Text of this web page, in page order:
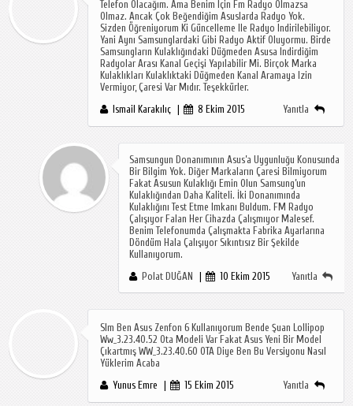
Telefon Olacağım. Ama Benim Için Fm Radyo Olmazsa
Olmaz. Ancak Çok Beğendiğim Asuslarda Radyo Yok.
Sizden Öğreniyorum Ki Güncelleme Ile Radyo Indirilebiliyor.
Yani Aynı Samsunglardaki Gibi Radyo Aktif Oluyormu. Birde
Samsungların Kulaklığındaki Düğmeden Asusa Indirdiğim
Radyolar Arası Kanal Geçişi Yapılabilir Mi. Birçok Marka
Kulaklıkları Kulaklıktaki Düğmeden Kanal Aramaya Izin
Vermiyor, Çaresi Var Mıdır. Teşekkürler.
Ismail Karakılıç
8 Ekim 2015 Yanıtla
Samsungun Donanımının Asus’a Uygunluğu Konusunda
Bir Bilgim Yok. Diğer Markaların Çaresi Bilmiyorum
Fakat Asusun Kulaklığı Emin Olun Samsung’un
Kulaklığından Daha Kaliteli. İki Donanımında
Kulaklığını Test Etme Imkanı Buldum. FM Radyo
Çalışıyor Falan Her Cihazda Çalışmıyor Malesef.
Benim Telefonumda Çalışmakta Fabrika Ayarlarına
Döndüm Hala Çalışıyor Sıkıntısız Bir Şekilde
Kullanıyorum.
Polat DUĞAN
10 Ekim 2015 Yanıtla
Slm Ben Asus Zenfon 6 Kullanıyorum Bende Şuan Lollipop
Ww_3.23.40.52 Ota Modeli Var Fakat Asus Yeni Bir Model
Çıkartmış WW_3.23.40.60 OTA Diye Ben Bu Versiyonu Nasıl
Yüklerim Acaba
Yunus Emre
15 Ekim 2015 Yanıtla